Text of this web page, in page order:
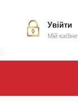
Увійти
Мій